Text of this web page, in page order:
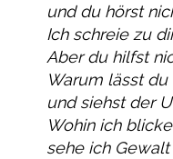
und du hörst
Ich schreie zu
Aber du hilfst
Warum lässt
und siehst der
Wohin ich
sehe ich